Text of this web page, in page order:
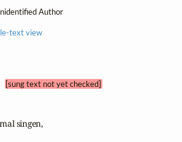
Author
text view
[sung text not yet checked]
singen,